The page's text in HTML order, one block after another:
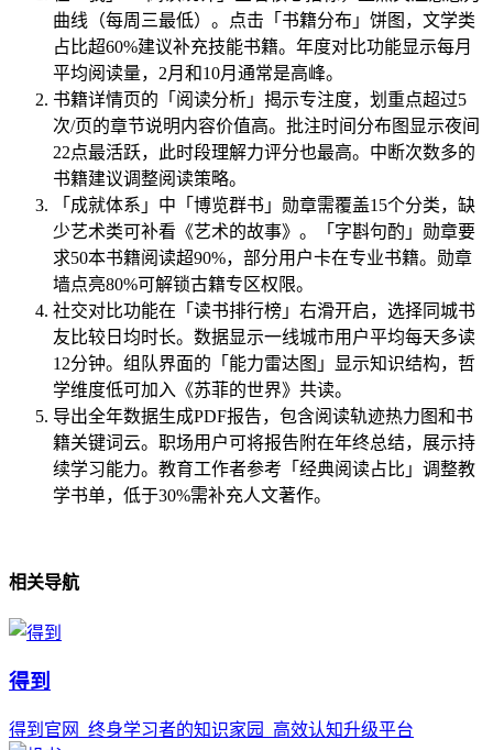
曲线（每周三最低）。点击「书籍分布」饼图，文学类
占比超60%建议补充技能书籍。年度对比功能显示每月
平均阅读量，2月和10月通常是高峰。
书籍详情页的「阅读分析」揭示专注度，划重点超过5
次/页的章节说明内容价值高。批注时间分布图显示夜间
22点最活跃，此时段理解力评分也最高。中断次数多的
书籍建议调整阅读策略。
「成就体系」中「博览群书」勋章需覆盖15个分类，缺
少艺术类可补看《艺术的故事》。「字斟句酌」勋章要
求50本书籍阅读超90%，部分用户卡在专业书籍。勋章
墙点亮80%可解锁古籍专区权限。
社交对比功能在「读书排行榜」右滑开启，选择同城书
友比较日均时长。数据显示一线城市用户平均每天多读
12分钟。组队界面的「能力雷达图」显示知识结构，哲
学维度低可加入《苏菲的世界》共读。
导出全年数据生成PDF报告，包含阅读轨迹热力图和书
籍关键词云。职场用户可将报告附在年终总结，展示持
续学习能力。教育工作者参考「经典阅读占比」调整教
学书单，低于30%需补充人文著作。
相关导航
得到
得到官网_终身学习者的知识家园_高效认知升级平台